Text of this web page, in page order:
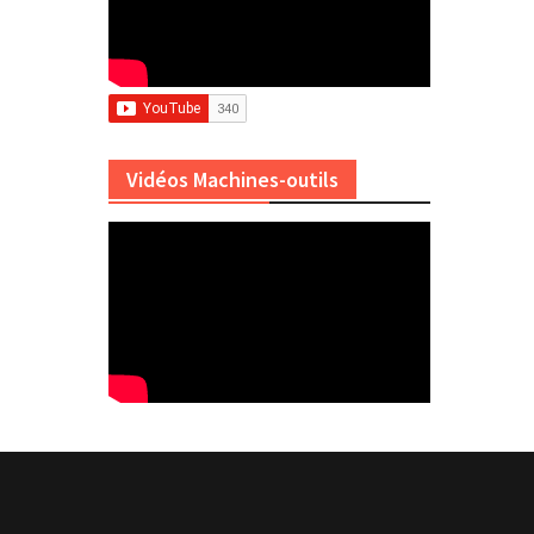
Vidéos Machines-outils